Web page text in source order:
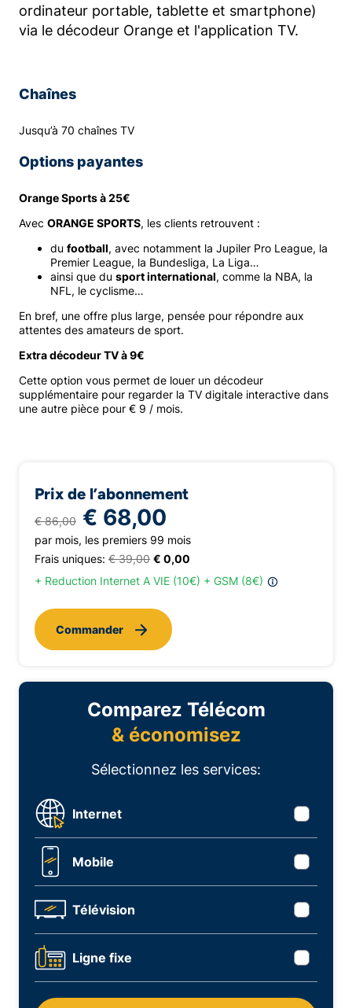
ordinateur portable, tablette et smartphone)
via le décodeur Orange et l'application TV.
Chaînes
Jusqu’à 70 chaînes TV
Options payantes
Orange Sports à 25€
Avec ORANGE SPORTS, les clients retrouvent :
du football, avec notamment la Jupiler Pro League, la
Premier League, la Bundesliga, La Liga…
ainsi que du sport international, comme la NBA, la
NFL, le cyclisme…
En bref, une offre plus large, pensée pour répondre aux
attentes des amateurs de sport.
Extra décodeur TV à 9€
Cette option vous permet de louer un décodeur
supplémentaire pour regarder la TV digitale interactive dans
une autre pièce pour € 9 / mois.
Prix de l’abonnement
€ 86,00 € 68,00
par mois, les premiers 99 mois
Frais uniques: € 39,00 € 0,00
+ Reduction Internet A VIE (10€) + GSM (8€)
Commander
Comparez Télécom
& économisez
Sélectionnez les services:
Internet
Mobile
Télévision
Ligne fixe